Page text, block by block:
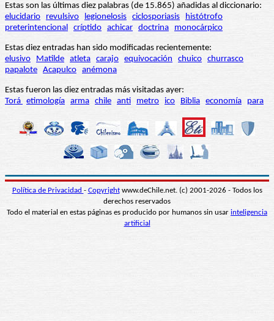
Estas son las últimas diez palabras (de 15.865) añadidas al diccionario:
elucidario
revulsivo legionelosis ciclosporiasis
histótrofo
preterintencional críptido achicar doctrina monocárpico
Estas diez entradas han sido modificadas recientemente:
elusivo
Matilde atleta carajo equivocación chuico churrasco
papalote Acapulco anémona
Estas fueron las diez entradas más visitadas ayer:
Torá etimología arma chile anti metro ico Biblia economía para
Política de Privacidad - Copyrightwww.deChile.net. (c) 2001-2026 - Todos los
derechos reservados
Todo el material en estas páginas es producido por humanos sin usar inteligencia
artificial